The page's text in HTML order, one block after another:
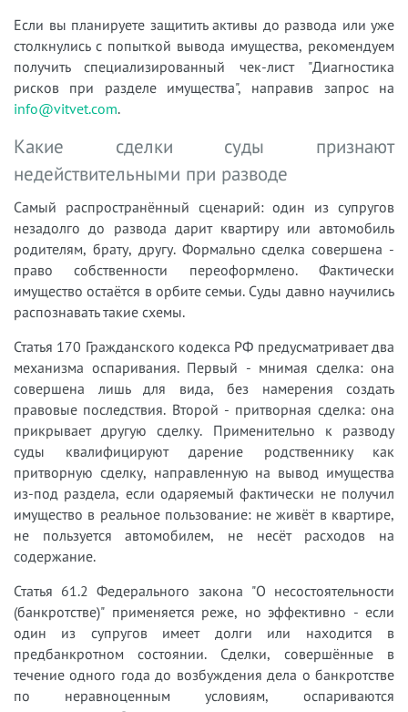
Если вы планируете защитить активы до развода или уже
столкнулись с попыткой вывода имущества, рекомендуем
получить специализированный чек-лист "Диагностика
рисков при разделе имущества", направив запрос на
info@vitvet.com.
Какие сделки суды признают
недействительными при разводе
Самый распространённый сценарий: один из супругов
незадолго до развода дарит квартиру или автомобиль
родителям, брату, другу. Формально сделка совершена -
право собственности переоформлено. Фактически
имущество остаётся в орбите семьи. Суды давно научились
распознавать такие схемы.
Статья 170 Гражданского кодекса РФ предусматривает два
механизма оспаривания. Первый - мнимая сделка: она
совершена лишь для вида, без намерения создать
правовые последствия. Второй - притворная сделка: она
прикрывает другую сделку. Применительно к разводу
суды квалифицируют дарение родственнику как
притворную сделку, направленную на вывод имущества
из-под раздела, если одаряемый фактически не получил
имущество в реальное пользование: не живёт в квартире,
не пользуется автомобилем, не несёт расходов на
содержание.
Статья 61.2 Федерального закона "О несостоятельности
(банкротстве)" применяется реже, но эффективно - если
один из супругов имеет долги или находится в
предбанкротном состоянии. Сделки, совершённые в
течение одного года до возбуждения дела о банкротстве
по неравноценным условиям, оспариваются